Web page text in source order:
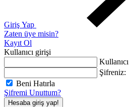
Giriş Yap
Zaten üye misin?
Kayıt Ol
Kullanıcı girişi
Şifreniz:
Beni Hatırla
Şifremi Unuttum?
Hesaba giriş yap!